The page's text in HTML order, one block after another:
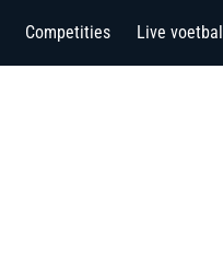
Competities Live voetbal